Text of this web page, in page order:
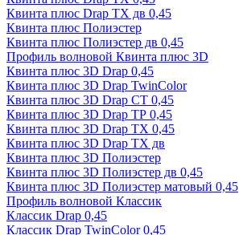
Квинта плюс Drap ТХ дв 0,45
Квинта плюс Полиэстер
Квинта плюс Полиэстер дв 0,45
Профиль волновой Квинта плюс 3D
Квинта плюс 3D Drap 0,45
Квинта плюс 3D Drap TwinColor
Квинта плюс 3D Drap СТ 0,45
Квинта плюс 3D Drap ТР 0,45
Квинта плюс 3D Drap ТХ 0,45
Квинта плюс 3D Drap ТХ дв
Квинта плюс 3D Полиэстер
Квинта плюс 3D Полиэстер дв 0,45
Квинта плюс 3D Полиэстер матовый 0,45
Профиль волновой Классик
Классик Drap 0,45
Классик Drap TwinColor 0,45